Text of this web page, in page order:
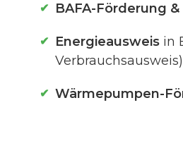
BAFA-Förderung
Energieausweis in
Verbrauchsausweis)
Wärmepumpen-